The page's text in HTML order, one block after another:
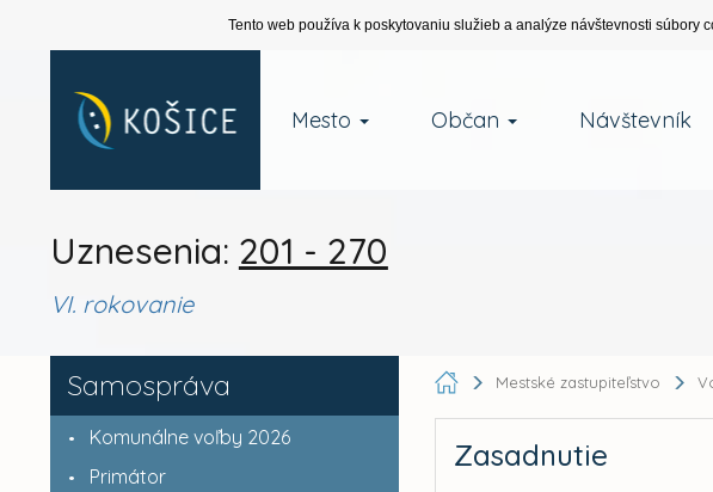
Tento web používa k poskytovaniu služieb a analýze návštevnosti súbory
Mesto Občan Návštevník
Uznesenia: 201 - 270
VI. rokovanie
Samospráva
Komunálne voľby 2026
Primátor
Mestské zastupiteľstvo
Zasadnutie